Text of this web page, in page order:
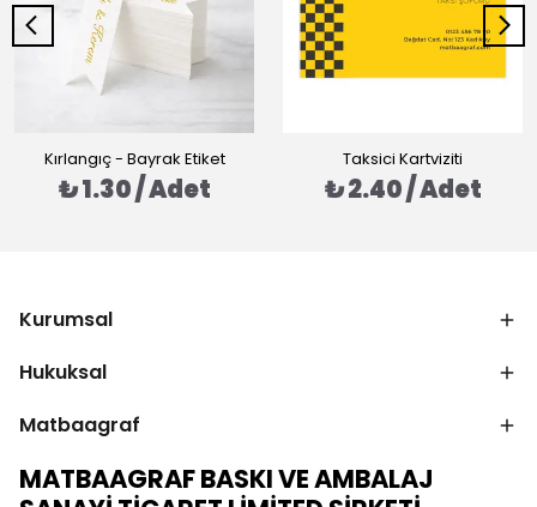
Kırlangıç - Bayrak Etiket
₺ 1.30 / Adet
Taksici Kartviziti
₺ 2.40 / Adet
Kurumsal
Hukuksal
Matbaagraf
MATBAAGRAF BASKI VE AMBALAJ